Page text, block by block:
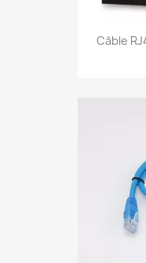
Câble